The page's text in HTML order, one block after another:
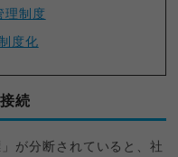
理制度
度化
続
が分断されていると、社